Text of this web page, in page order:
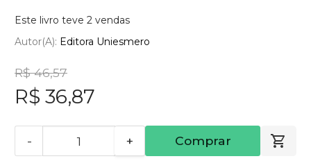
Este livro teve 2 vendas
Autor(a): Editora Uniesmero
R$ 46,57
R$ 36,87
- + Comprar